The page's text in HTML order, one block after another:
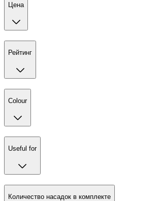
Цена
Рейтинг
Colour
Useful for
Количество насадок в комплекте